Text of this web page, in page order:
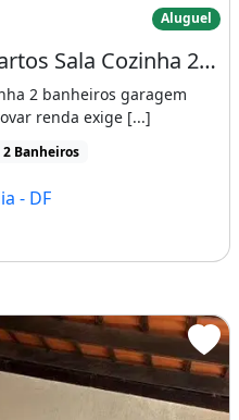
Sala CozinhaAluguel
Aluga-Se Casa de 2 Quartos Sala Cozinha 2 Banheiros Garagem para 3 Carros
2 banheiros garagem
renda exige [...]
2 Banheiros
- DF